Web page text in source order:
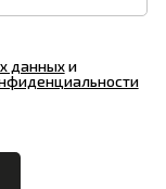
данныхи